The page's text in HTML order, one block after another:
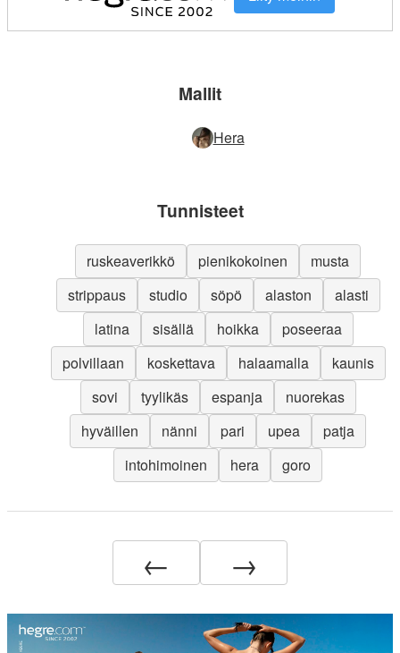
Mallit
Hera
Tunnisteet
ruskeaverikkö pienikokoinen
musta
strippaus
studio söpö alaston
alasti
latina
sisällä hoikka
poseeraa
polvillaan
koskettava halaamalla
kaunis
sovi
tyylikäs espanja
nuorekas
hyväillen
nänni pari upea
patja
intohimoinen
hera goro
← →